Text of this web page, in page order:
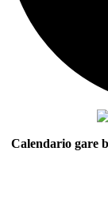
Calendario gare